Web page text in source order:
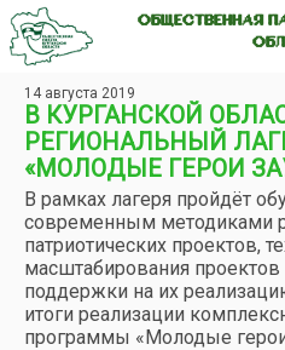
ОБЩЕСТВЕННАЯ
14 августа 2019
В КУРГАНСКОЙ
РЕГИОНАЛЬНЫЙ
«МОЛОДЫЕ ГЕРОИ
В рамках лагеря пройдёт
современным методиками
патриотических проектов,
масштабирования проектов
поддержки на их
итоги реализации
программы «Молодые герои